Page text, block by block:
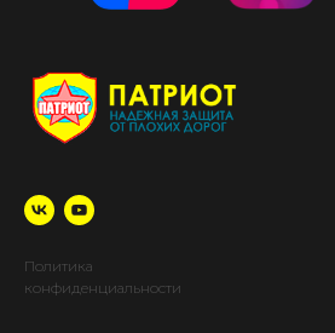
Политика
конфиденциальности